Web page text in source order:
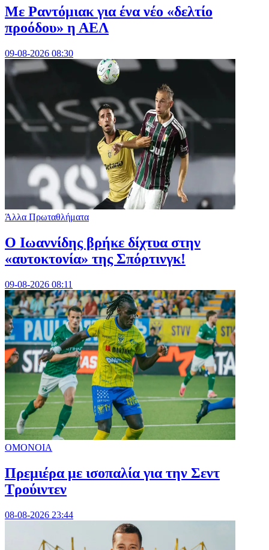
Με Ραντόμιακ για ένα νέο «δελτίο
προόδου» η ΑΕΛ
09-08-2026 08:30
Άλλα Πρωταθλήματα
Ο Ιωαννίδης βρήκε δίχτυα στην
«αυτοκτονία» της Σπόρτινγκ!
09-08-2026 08:11
ΟΜΟΝΟΙΑ
Πρεμιέρα με ισοπαλία για την Σεντ
Τρούιντεν
08-08-2026 23:44